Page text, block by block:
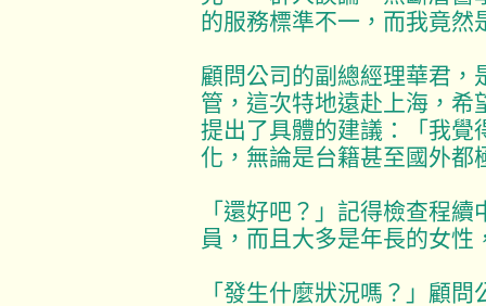
的服務標準不一，而我竟然
顧問公司的副總經理華君，
管，這次特地遠赴上海，希
提出了具體的建議：「我覺
化，無論是台籍甚至國外都
「還好吧？」記得檢查程
員，而且大多是年長的女性
「發生什麼狀況嗎？」顧